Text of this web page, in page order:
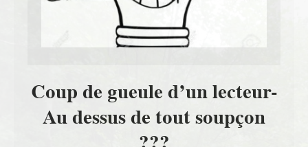
Coup de gueule d’un lecteur-
Au dessus de tout soupçon